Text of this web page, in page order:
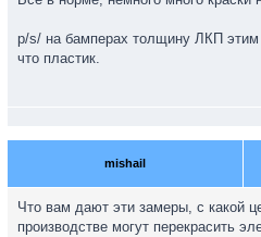
p/s/ на бамперах толщину ЛКП
что пластик.
mishail
Что вам дают эти замеры, с какой
производстве могут перекрасить